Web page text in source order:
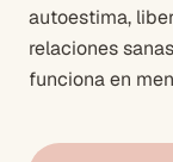
autoestima,
relaciones
funciona en